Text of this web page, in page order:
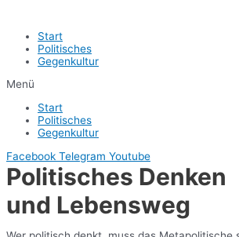
Start
Politisches
Gegenkultur
Menü
Start
Politisches
Gegenkultur
Facebook Telegram Youtube
Politisches Denken
und Lebensweg